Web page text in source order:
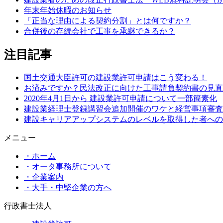
年末年始休暇のお知らせ
「正当な理由による契約分割」とは何ですか？
合併後の存続会社で工事を承継できるか？
注目記事
国土交通大臣許可の建設業許可申請はこう変わる！
お済みですか？民法改正に向けた工事請負契約書の見
2020年4月1日から 建設業許可申請について一部簡素化
建設業経理士登録講習会追加開催のワケと経営事項審
建設キャリアアップシステムのレベルを取得した者へ
メニュー
・ホーム
・オータ事務所について
・企業案内
・大手・中堅企業の方へ
行政書士法人